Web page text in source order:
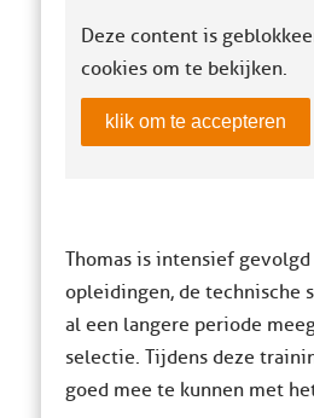
Deze content is
cookies om te bekijken.
klik om te accepteren
Thomas is intensief
opleidingen, de technische
al een langere periode
selectie. Tijdens deze
goed mee te kunnen met